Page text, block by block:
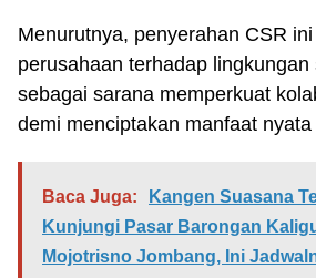
Menurutnya, penyerahan CSR
perusahaan terhadap lingkungan
sebagai sarana memperkuat
demi menciptakan manfaat
Baca Juga:
Kangen Suasana
Kunjungi Pasar Barongan
Mojotrisno Jombang, Ini